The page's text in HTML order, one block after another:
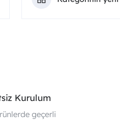
Kurulum
geçerli